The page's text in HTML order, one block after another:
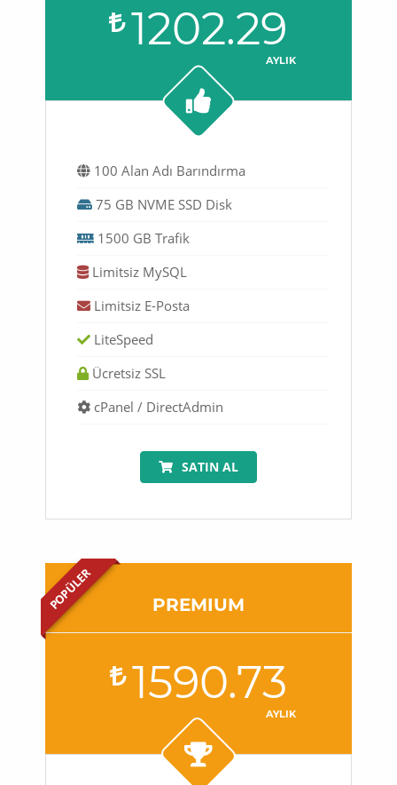
1202.29
AYLIK
100 Alan Adı Barındırma
75 GB NVME SSD Disk
1500 GB Trafik
Limitsiz MySQL
Limitsiz E-Posta
LiteSpeed
Ücretsiz SSL
cPanel / DirectAdmin
SATIN AL
PREMIUM
1590.73
AYLIK
POPÜLER